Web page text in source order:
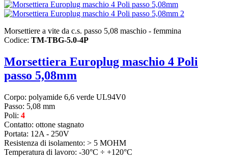
Morsettiere a vite da c.s. passo 5,08 maschio - femmina
Codice: TM-TBG-5.0-4P
Morsettiera Europlug maschio 4 Poli
passo 5,08mm
Corpo: polyamide 6,6 verde UL94V0
Passo: 5,08 mm
Poli: 4
Contatto: ottone stagnato
Portata: 12A - 250V
Resistenza di isolamento: > 5 MOHM
Temperatura di lavoro: -30°C ÷ +120°C